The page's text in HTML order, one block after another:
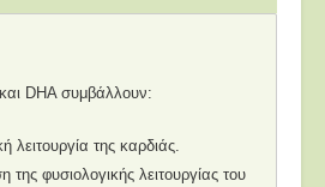
DHA συμβάλλουν:
λειτουργία της καρδιάς.
της φυσιολογικής λειτουργίας του